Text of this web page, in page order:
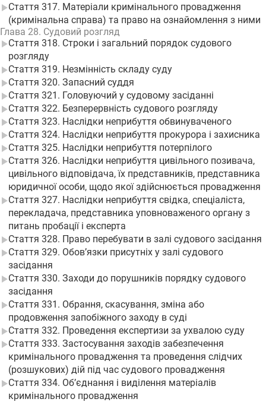
Стаття 317. Матеріали кримінального провадження
(кримінальна справа) та право на ознайомлення з ними
Глава 28. Судовий розгляд
Стаття 318. Строки і загальний порядок судового
розгляду
Стаття 319. Незмінність складу суду
Стаття 320. Запасний суддя
Стаття 321. Головуючий у судовому засіданні
Стаття 322. Безперервність судового розгляду
Стаття 323. Наслідки неприбуття обвинуваченого
Стаття 324. Наслідки неприбуття прокурора і захисника
Стаття 325. Наслідки неприбуття потерпілого
Стаття 326. Наслідки неприбуття цивільного позивача,
цивільного відповідача, їх представників, представника
юридичної особи, щодо якої здійснюється провадження
Стаття 327. Наслідки неприбуття свідка, спеціаліста,
перекладача, представника уповноваженого органу з
питань пробації і експерта
Стаття 328. Право перебувати в залі судового засідання
Стаття 329. Обов’язки присутніх у залі судового
засідання
Стаття 330. Заходи до порушників порядку судового
засідання
Стаття 331. Обрання, скасування, зміна або
продовження запобіжного заходу в суді
Стаття 332. Проведення експертизи за ухвалою суду
Стаття 333. Застосування заходів забезпечення
кримінального провадження та проведення слідчих
(розшукових) дій під час судового провадження
Стаття 334. Об’єднання і виділення матеріалів
кримінального провадження